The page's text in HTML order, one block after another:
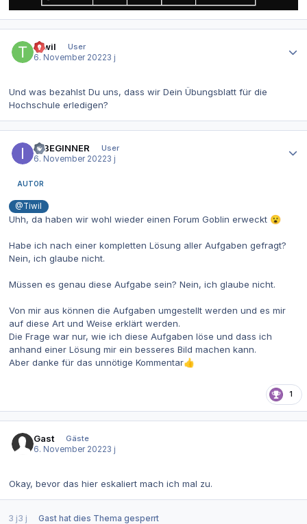
Tiwil
User
6. November 20223 j
Und was bezahlst Du uns, dass wir Dein Übungsblatt für die
Hochschule erledigen?
ITBEGINNER
User
6. November 20223 j
AUTOR
@Tiwil
Uhh, da haben wir wohl wieder einen Forum Goblin erweckt 😮
Habe ich nach einer kompletten Lösung aller Aufgaben gefragt?
Nein, ich glaube nicht.
Müssen es genau diese Aufgabe sein? Nein, ich glaube nicht.
Von mir aus können die Aufgaben umgestellt werden und es mir
auf diese Art und Weise erklärt werden.
Die Frage war nur, wie ich diese Aufgaben löse und dass ich
anhand einer Lösung mir ein besseres Bild machen kann.
Aber danke für das unnötige Kommentar👍
1
Gast
Gäste
6. November 20223 j
Okay, bevor das hier eskaliert mach ich mal zu.
3 j3 j Gasthat dies Thema gesperrt